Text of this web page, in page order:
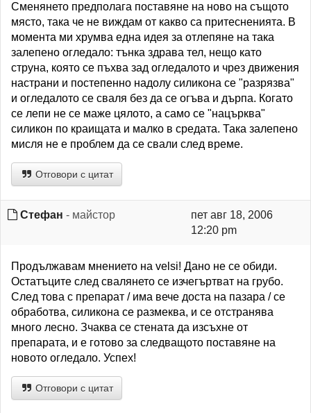
Сменянето предполага поставяне на ново на същото
място, така че не виждам от какво са притесненията. В
момента ми хрумва една идея за отлепяне на така
залепено огледало: тънка здрава тел, нещо като
струна, която се пъхва зад огледалото и чрез движения
настрани и постепенно надолу силикона се "разрязва"
и огледалото се сваля без да се огъва и дърпа. Когато
се лепи не се маже цялото, а само се "нацърква"
силикон по краищата и малко в средата. Така залепено
мисля не е проблем да се свали след време.
Отговори с цитат
Стефан - майстор
пет авг 18, 2006
12:20 pm
Продължавам мнението на velsi! Дано не се обиди.
Остатъците след свалянето се изчегъртват на грубо.
След това с препарат / има вече доста на пазара / се
обработва, силикона се размеква, и се отстранява
много лесно. Зчаква се стената да изсъхне от
препарата, и е готово за следващото поставяне на
новото огледало. Успех!
Отговори с цитат